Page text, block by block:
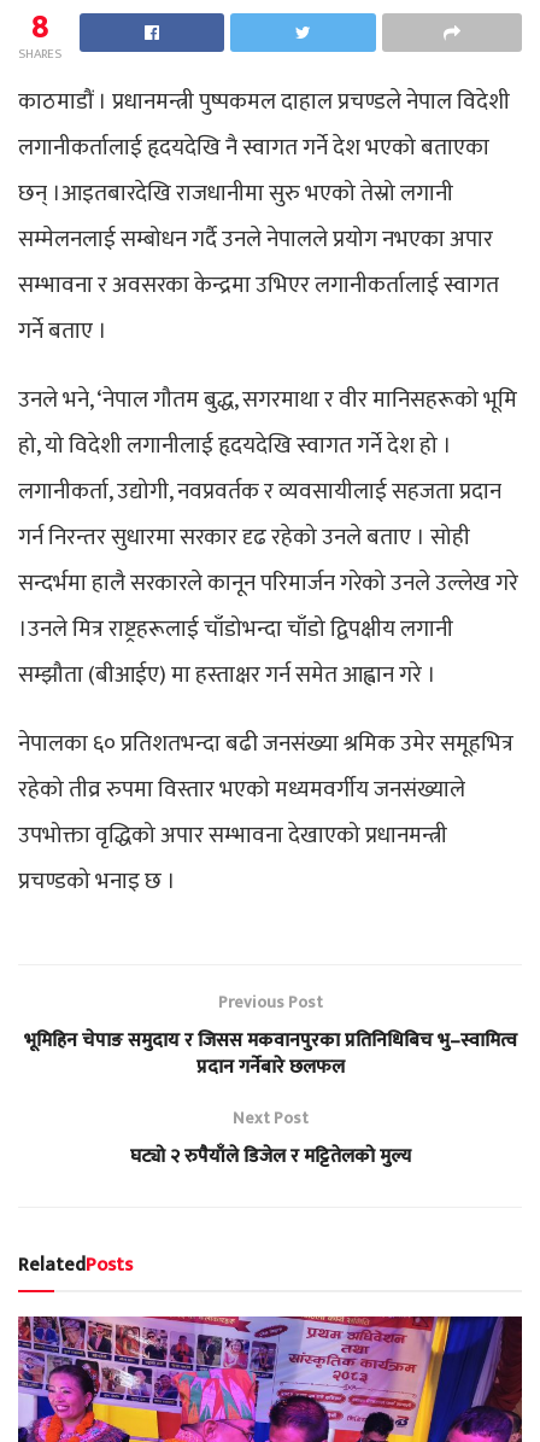
8
SHARES
काठमाडौं । प्रधानमन्त्री पुष्पकमल दाहाल प्रचण्डले नेपाल विदेशी
लगानीकर्तालाई हृदयदेखि नै स्वागत गर्ने देश भएको बताएका
छन् ।आइतबारदेखि राजधानीमा सुरु भएको तेस्रो लगानी
सम्मेलनलाई सम्बोधन गर्दै उनले नेपालले प्रयोग नभएका अपार
सम्भावना र अवसरका केन्द्रमा उभिएर लगानीकर्तालाई स्वागत
गर्ने बताए ।
उनले भने, ‘नेपाल गौतम बुद्ध, सगरमाथा र वीर मानिसहरूको भूमि
हो, यो विदेशी लगानीलाई हृदयदेखि स्वागत गर्ने देश हो ।
लगानीकर्ता, उद्योगी, नवप्रवर्तक र व्यवसायीलाई सहजता प्रदान
गर्न निरन्तर सुधारमा सरकार दृढ रहेको उनले बताए । सोही
सन्दर्भमा हालै सरकारले कानून परिमार्जन गरेको उनले उल्लेख गरे
।उनले मित्र राष्ट्रहरूलाई चाँडोभन्दा चाँडो द्विपक्षीय लगानी
सम्झौता (बीआईए) मा हस्ताक्षर गर्न समेत आह्वान गरे ।
नेपालका ६० प्रतिशतभन्दा बढी जनसंख्या श्रमिक उमेर समूहभित्र
रहेको तीव्र रुपमा विस्तार भएको मध्यमवर्गीय जनसंख्याले
उपभोक्ता वृद्धिको अपार सम्भावना देखाएको प्रधानमन्त्री
प्रचण्डको भनाइ छ ।
Previous Post
भूमिहिन चेपाङ समुदाय र जिसस मकवानपुरका प्रतिनिधिबिच भु–स्वामित्व
प्रदान गर्नेबारे छलफल
Next Post
घट्यो २ रुपैयाँले डिजेल र मट्टितेलको मुल्य
RelatedPosts